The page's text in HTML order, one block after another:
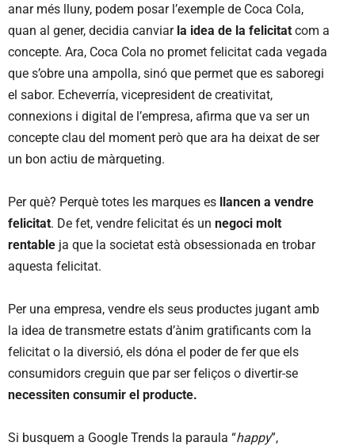
anar més lluny, podem posar l’exemple de Coca Cola,
quan al gener, decidia canviar la idea de la felicitat com a
concepte. Ara, Coca Cola no promet felicitat cada vegada
que s’obre una ampolla, sinó que permet que es saboregi
el sabor. Echeverría, vicepresident de creativitat,
connexions i digital de l’empresa, afirma que va ser un
concepte clau del moment però que ara ha deixat de ser
un bon actiu de màrqueting.
Per què? Perquè totes les marques es llancen a vendre
felicitat. De fet, vendre felicitat és un negoci molt
rentable ja que la societat està obsessionada en trobar
aquesta felicitat.
Per una empresa, vendre els seus productes jugant amb
la idea de transmetre estats d’ànim gratificants com la
felicitat o la diversió, els dóna el poder de fer que els
consumidors creguin que par ser feliços o divertir-se
necessiten consumir el producte.
Si busquem a Google Trends la paraula “happy”,